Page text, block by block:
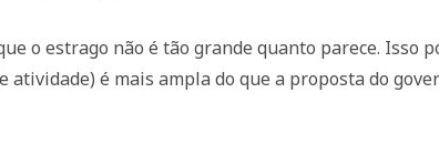
o estrago não é tão grande quanto parece. Isso
atividade) é mais ampla do que a proposta do